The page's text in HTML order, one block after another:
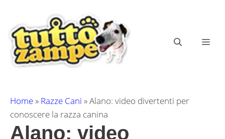
contenuto
Home» Razze Cani »Alano: video divertenti per
conoscere la razza canina
Alano: video